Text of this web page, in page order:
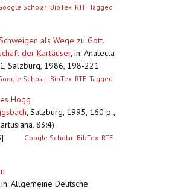
Scholar BibTex RTF Tagged
als Wege zu Gott.
der Kartäuser, in: Analecta
Salzburg, 1986, 198-221
Scholar BibTex RTF Tagged
Hogg
, Salzburg, 1995, 160 p.,
83:4)
Google Scholar BibTex RTF
in: Allgemeine Deutsche